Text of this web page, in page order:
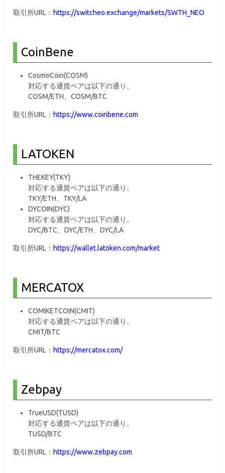
取引所URL： https://switcheo.exchange/markets/SWTH_NEO
CoinBene
CosmoCoin(COSM)
対応する通貨ペアは以下の通り。
COSM/ETH、COSM/BTC
取引所URL： https://www.coinbene.com
LATOKEN
THEKEY(TKY)
対応する通貨ペアは以下の通り。
TKY/ETH、TKY/LA
DYCOIN(DYC)
対応する通貨ペアは以下の通り。
DYC/BTC、DYC/ETH、DYC/LA
取引所URL： https://wallet.latoken.com/market
MERCATOX
COMIKETCOIN(CMIT)
対応する通貨ペアは以下の通り。
CMIT/BTC
取引所URL： https://mercatox.com/
Zebpay
TrueUSD(TUSD)
対応する通貨ペアは以下の通り。
TUSD/BTC
取引所URL： https://www.zebpay.com